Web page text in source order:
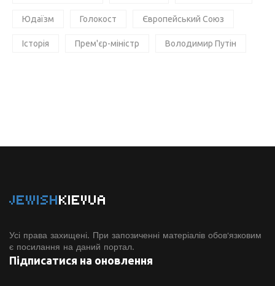
Юдаїзм Голокост Європейський Союз
Історія Прем'єр-міністр Володимир Путін
JEWISHKIEVUA
Усі права захищені. При запозиченні матеріалів обов'язковим
є посилання на даний портал.
Підписатися на оновлення